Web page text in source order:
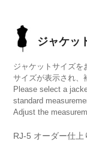
ジャケッ
ジャケットサイズを
サイズが表示され、
Please select a
standard
Adjust the
RJ-5 オーダー仕